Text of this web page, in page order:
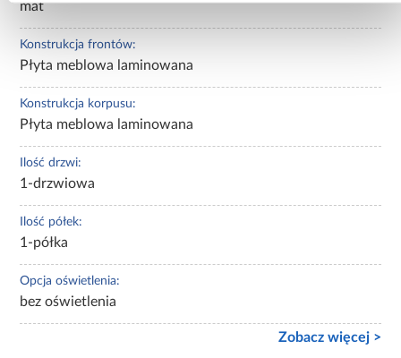
mat
Konstrukcja frontów:
Płyta meblowa laminowana
Konstrukcja korpusu:
Płyta meblowa laminowana
Ilość drzwi:
1-drzwiowa
Ilość półek:
1-półka
Opcja oświetlenia:
bez oświetlenia
Zobacz więcej >